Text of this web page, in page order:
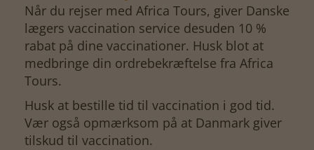
Når du rejser med Africa Tours, giver Danske
lægers vaccination service desuden 10 %
rabat på dine vaccinationer. Husk blot at
medbringe din ordrebekræftelse fra Africa
Tours.
Husk at bestille tid til vaccination i god tid.
Vær også opmærksom på at Danmark giver
tilskud til vaccination.